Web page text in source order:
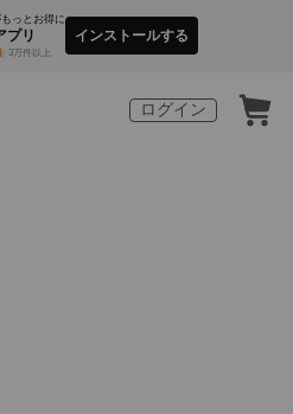
っとお得に
プリ
3万件以上
インストールする
ログイン